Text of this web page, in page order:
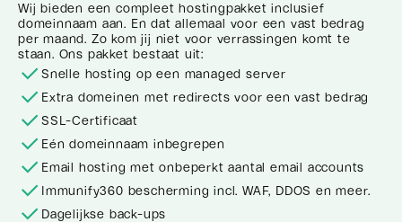
Wij bieden een compleet hostingpakket inclusief
domeinnaam aan. En dat allemaal voor een vast bedrag
per maand. Zo kom jij niet voor verrassingen komt te
staan. Ons pakket bestaat uit:
Snelle hosting op een managed server
Extra domeinen met redirects voor een vast bedrag
SSL-Certificaat
Eén domeinnaam inbegrepen
Email hosting met onbeperkt aantal email accounts
Immunify360 bescherming incl. WAF, DDOS en meer.
Dagelijkse back-ups